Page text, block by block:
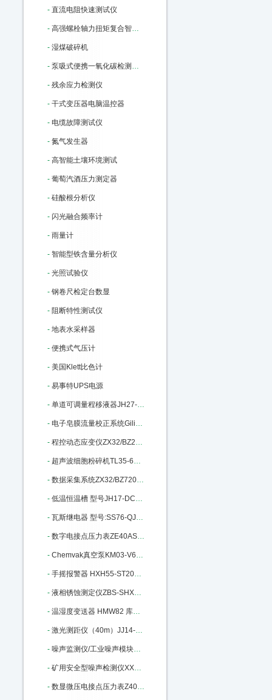
- 直流电阻快速测试仪
- 高强螺栓轴力扭矩复合智能检测仪
- 湿煤破碎机
- 泵吸式便携一氧化碳检测报警仪
- 残余应力检测仪
- 干式变压器电脑温控器
- 电缆故障测试仪
- 氮气发生器
- 高智能土壤环境测试
- 葡萄汽酒压力测定器
- 硅酸根分析仪
- 闪光融合频率计
- 雨量计
- 智能型铁含量分析仪
- 光照试验仪
- 钢卷尺检定台数显
- 阻断特性测试仪
- 地表水采样器
- 便携式气压计
- 美国Klett比色计
- 易事特UPS电源
- 单道可调量程移液器JH27-100-1000ul M22806
- 电子皂膜流量校正系统Gilibrator-2：M91285
- 程控动态应变仪ZX32/BZ2668 库号：M184253
- 超声波细胞粉碎机TL35-650Y库号：M240147
- 数据采集系统ZX32/BZ7201库号：M242379
- 低温恒温槽 型号JH17-DC0506：M302981
- 瓦斯继电器 型号:SS76-QJ1G-80A：M337579
- 数字电接点压力表ZE40AS-100K库号：M358090
- Chemvak真空泵KM03-V600库号：M364317
- 手摇报警器 HXH55-ST200库号：M398695
- 液相锈蚀测定仪ZBS-SHXS-3库号：M400669
- 温湿度变送器 HMW82 库号：M403629
- 激光测距仪（40m）JJ14-HP-5040库号：M404255
- 噪声监测仪/工业噪声模块BR-ZS2：M405669
- 矿用安全型噪声检测仪XX15-YSD130：M340378
- 数显微压电接点压力表Z40AS-600P-E/C